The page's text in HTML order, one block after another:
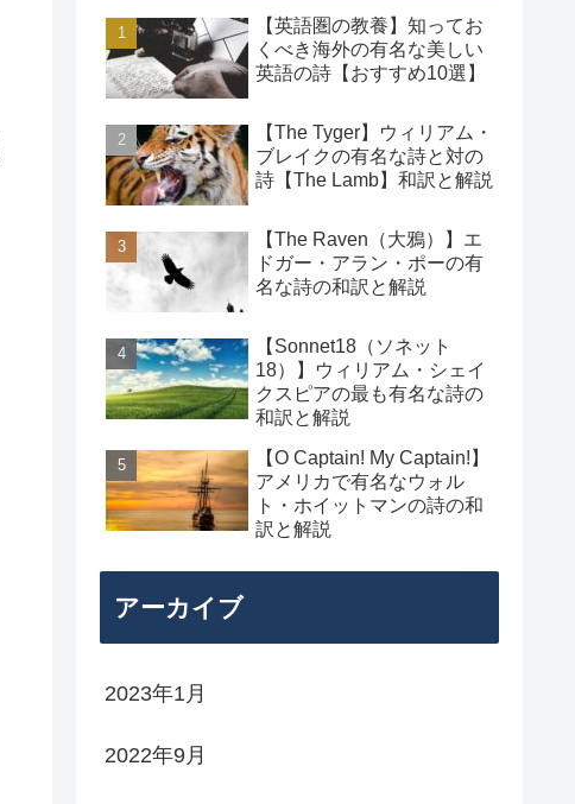
【英語圏の教養】知ってお
くべき海外の有名な美しい
英語の詩【おすすめ10選】
【The Tyger】ウィリアム・
ブレイクの有名な詩と対の
詩【The Lamb】和訳と解説
【The Raven（大鴉）】エ
ドガー・アラン・ポーの有
名な詩の和訳と解説
【Sonnet18（ソネット
18）】ウィリアム・シェイ
クスピアの最も有名な詩の
和訳と解説
【O Captain! My Captain!】
アメリカで有名なウォル
ト・ホイットマンの詩の和
訳と解説
アーカイブ
2023年1月
2022年9月